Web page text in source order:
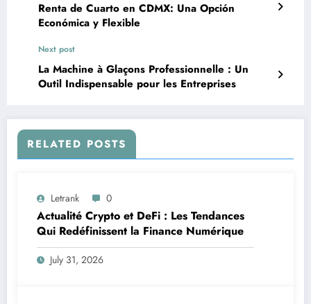
Renta de Cuarto en CDMX: Una Opción
Económica y Flexible
Next post
La Machine à Glaçons Professionnelle : Un
Outil Indispensable pour les Entreprises
RELATED POSTS
Letrank 0
Actualité Crypto et DeFi : Les Tendances
Qui Redéfinissent la Finance Numérique
July 31, 2026